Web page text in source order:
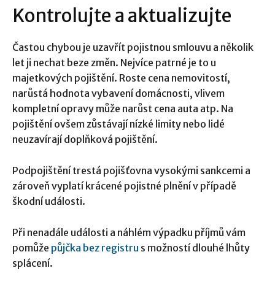
Kontrolujte a aktualizujte
Častou chybou je uzavřít pojistnou smlouvu a několik
let ji nechat beze změn. Nejvíce patrné je to u
majetkových pojištění. Roste cena nemovitostí,
narůstá hodnota vybavení domácnosti, vlivem
kompletní opravy může narůst cena auta atp. Na
pojištění ovšem zůstávají nízké limity nebo lidé
neuzavírají doplňková pojištění.
Podpojištění trestá pojišťovna vysokými sankcemi a
zároveň vyplatí krácené pojistné plnění v případě
škodní události.
Při nenadále události a náhlém výpadku příjmů vám
pomůže půjčka bez registru s možností dlouhé lhůty
splácení.